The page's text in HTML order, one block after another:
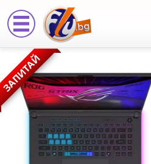
Лаптоп
ASUS
G615LW-
S5031W
G615LW-
ЗАПИТАЙ